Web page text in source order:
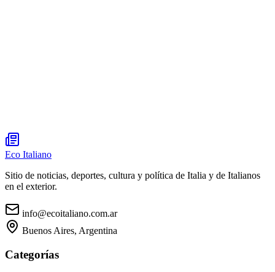
Eco Italiano
Sitio de noticias, deportes, cultura y política de Italia y de Italianos
en el exterior.
info@ecoitaliano.com.ar
Buenos Aires, Argentina
Categorías